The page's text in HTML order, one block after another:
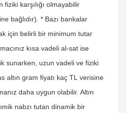
fiziki karşılığı olmayabilir
bağlıdır). * Bazı bankalar
için belirli bir minimum tutar
kısa vadeli al-sat ise
sunarken, uzun vadeli ve fiziki
altın gram fiyatı kaç TL verisine
daha uygun olabilir. Altın
nabzı tutan dinamik bir